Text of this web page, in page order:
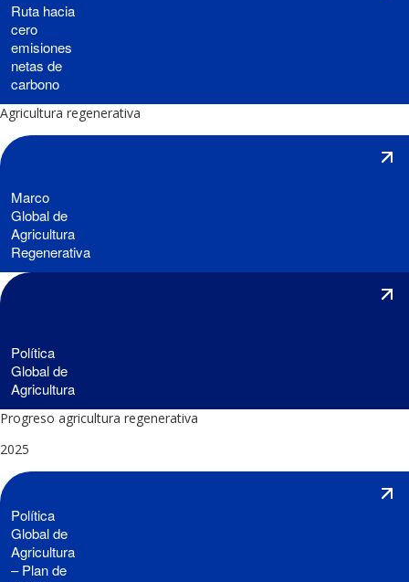
Ruta hacia
cero
emisiones
netas de
carbono
Agricultura regenerativa
Marco
Global de
Agricultura
Regenerativa
Política
Global de
Agricultura
Progreso agricultura regenerativa
2025
Política
Global de
Agricultura
– Plan de